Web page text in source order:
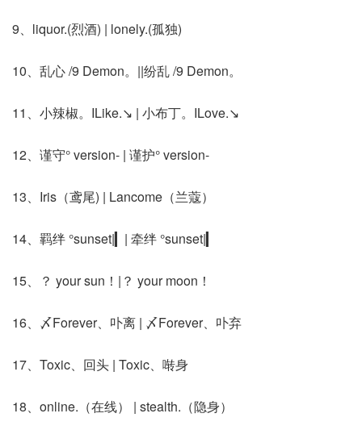
9、liquor.(烈酒) | lonely.(孤独)
10、乱心 /9 Demon。||纷乱 /9 Demon。
11、小辣椒。ILike.↘ | 小布丁。ILove.↘
12、谨守° version- | 谨护° version-
13、Iris（鸢尾) | Lancome（兰蔻）
14、羁绊 °sunset|▎| 牵绊 °sunset|▎
15、？ your sun！|？ your moon！
16、〆Forever、卟离 | 〆Forever、卟弃
17、Toxic、回头 | Toxic、啭身
18、online.（在线） | stealth.（隐身）